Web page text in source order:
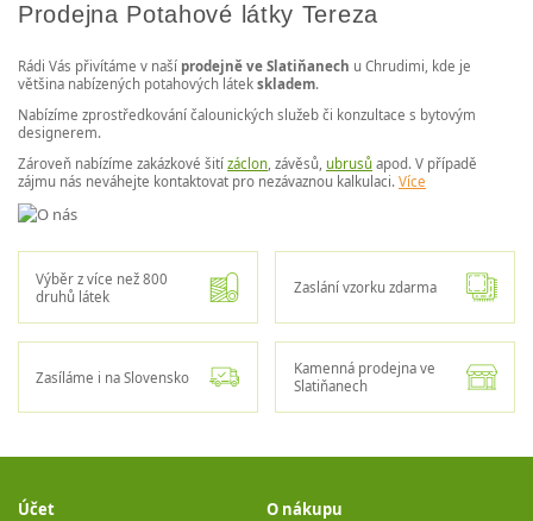
Prodejna Potahové látky Tereza
Rádi Vás přivítáme v naší prodejně ve Slatiňanech u Chrudimi, kde je
většina nabízených potahových látek skladem.
Nabízíme zprostředkování čalounických služeb či konzultace s bytovým
designerem.
Zároveň nabízíme zakázkové šití záclon , závěsů, ubrusů apod. V případě
zájmu nás neváhejte kontaktovat pro nezávaznou kalkulaci. Více
Výběr z více než 800
druhů látek
Zaslání vzorku zdarma
Zasíláme i na Slovensko
Kamenná prodejna ve
Slatiňanech
Účet O nákupu